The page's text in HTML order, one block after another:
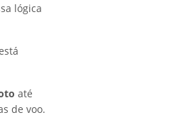
lógica
até
de voo.